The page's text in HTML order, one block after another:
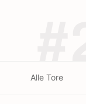
Alle Tore